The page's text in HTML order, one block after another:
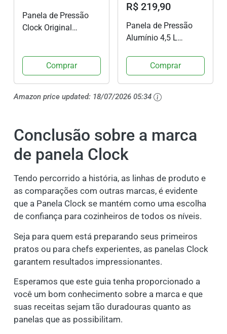
Panela de Pressão
Clock Original
Comprar
R$ 219,90
Panela de Pressão
Alumínio 4,5 L
037
Comprar
Amazon price updated: 18/07/2026 05:34
Conclusão sobre a marca
de panela Clock
Tendo percorrido a história, as linhas de produto e
as comparações com outras marcas, é evidente
que a Panela Clock se mantém como uma escolha
de confiança para cozinheiros de todos os níveis.
Seja para quem está preparando seus primeiros
pratos ou para chefs experientes, as panelas Clock
garantem resultados impressionantes.
Esperamos que este guia tenha proporcionado a
você um bom conhecimento sobre a marca e que
suas receitas sejam tão duradouras quanto as
panelas que as possibilitam.